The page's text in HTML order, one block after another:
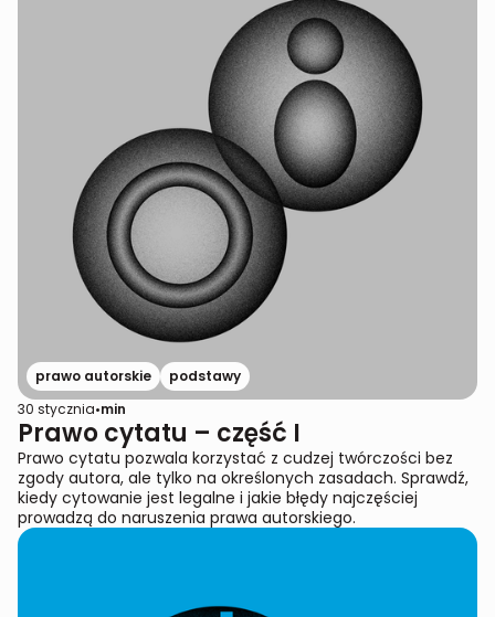
prawo autorskie
podstawy
30 stycznia•min
Prawo cytatu – część I
Prawo cytatu pozwala korzystać z cudzej twórczości bez
zgody autora, ale tylko na określonych zasadach. Sprawdź,
kiedy cytowanie jest legalne i jakie błędy najczęściej
prowadzą do naruszenia prawa autorskiego.